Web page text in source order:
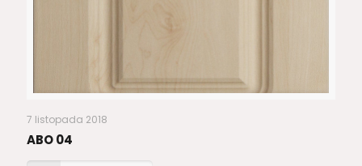
7 listopada 2018
ABO 04